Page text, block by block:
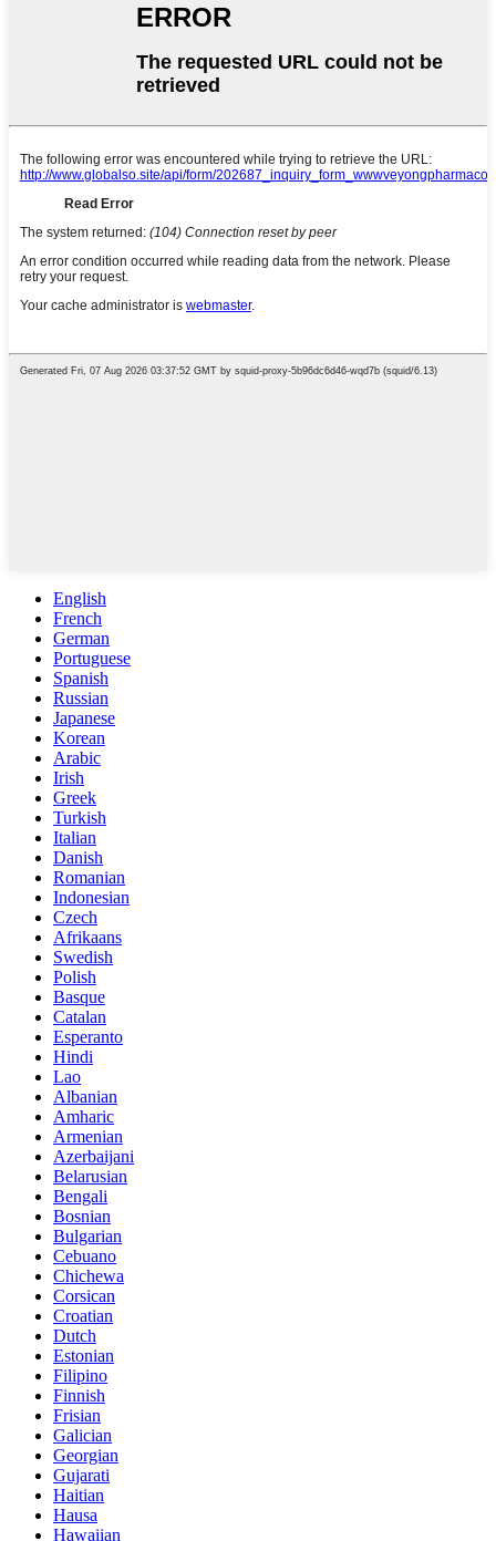
English
French
German
Portuguese
Spanish
Russian
Japanese
Korean
Arabic
Irish
Greek
Turkish
Italian
Danish
Romanian
Indonesian
Czech
Afrikaans
Swedish
Polish
Basque
Catalan
Esperanto
Hindi
Lao
Albanian
Amharic
Armenian
Azerbaijani
Belarusian
Bengali
Bosnian
Bulgarian
Cebuano
Chichewa
Corsican
Croatian
Dutch
Estonian
Filipino
Finnish
Frisian
Galician
Georgian
Gujarati
Haitian
Hausa
Hawaiian